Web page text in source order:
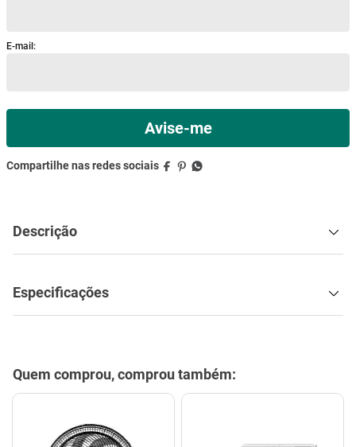
Descrição
Especificações
Quem comprou, comprou também: